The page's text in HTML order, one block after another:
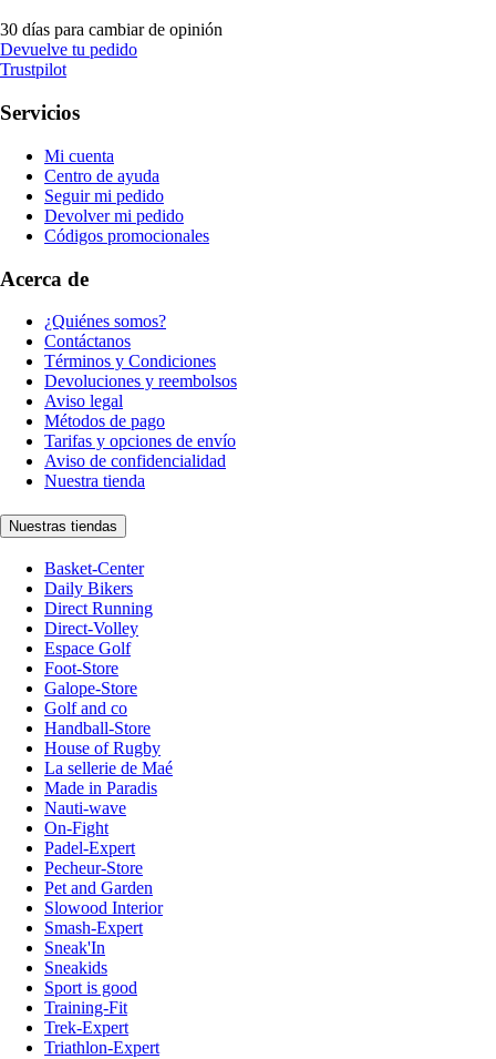
30 días para cambiar de opinión
Devuelve tu pedido
Trustpilot
Servicios
Mi cuenta
Centro de ayuda
Seguir mi pedido
Devolver mi pedido
Códigos promocionales
Acerca de
¿Quiénes somos?
Contáctanos
Términos y Condiciones
Devoluciones y reembolsos
Aviso legal
Métodos de pago
Tarifas y opciones de envío
Aviso de confidencialidad
Nuestra tienda
Nuestras tiendas
Basket-Center
Daily Bikers
Direct Running
Direct-Volley
Espace Golf
Foot-Store
Galope-Store
Golf and co
Handball-Store
House of Rugby
La sellerie de Maé
Made in Paradis
Nauti-wave
On-Fight
Padel-Expert
Pecheur-Store
Pet and Garden
Slowood Interior
Smash-Expert
Sneak'In
Sneakids
Sport is good
Training-Fit
Trek-Expert
Triathlon-Expert